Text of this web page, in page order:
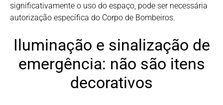
significativamente o uso do espaço, pode ser necessária
autorização específica do Corpo de Bombeiros.
Iluminação e sinalização de
emergência: não são itens
decorativos